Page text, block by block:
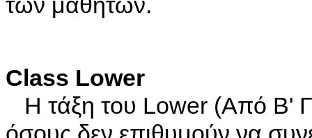
Class Lower
Η τάξη του Lower (Από Β'